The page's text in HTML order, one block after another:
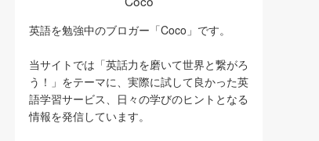
英語を勉強中のブロガー「Coco」です。
当サイトでは「英話力を磨いて世界と繋がろ
う！」をテーマに、実際に試して良かった英
語学習サービス、日々の学びのヒントとなる
情報を発信しています。